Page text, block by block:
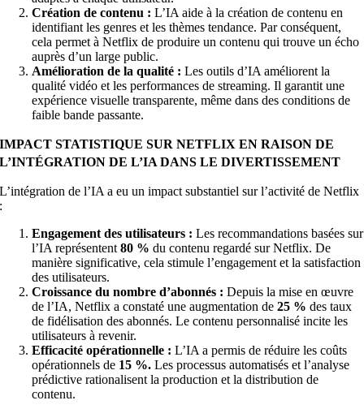
Création de contenu : L’IA aide à la création de contenu en
identifiant les genres et les thèmes tendance. Par conséquent,
cela permet à Netflix de produire un contenu qui trouve un écho
auprès d’un large public.
Amélioration de la qualité : Les outils d’IA améliorent la
qualité vidéo et les performances de streaming. Il garantit une
expérience visuelle transparente, même dans des conditions de
faible bande passante.
IMPACT STATISTIQUE SUR NETFLIX EN RAISON DE
L’INTÉGRATION DE L’IA DANS LE DIVERTISSEMENT
L’intégration de l’IA a eu un impact substantiel sur l’activité de Netflix
:
Engagement des utilisateurs : Les recommandations basées sur
l’IA représentent80 % du contenu regardé sur Netflix. De
manière significative, cela stimule l’engagement et la satisfaction
des utilisateurs.
Croissance du nombre d’abonnés : Depuis la mise en œuvre
de l’IA, Netflix a constaté une augmentation de25 % des taux
de fidélisation des abonnés. Le contenu personnalisé incite les
utilisateurs à revenir.
Efficacité opérationnelle : L’IA a permis de réduire les coûts
opérationnels de 15 %. Les processus automatisés et l’analyse
prédictive rationalisent la production et la distribution de
contenu.